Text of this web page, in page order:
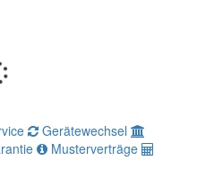
Gerätewechsel
Musterverträge